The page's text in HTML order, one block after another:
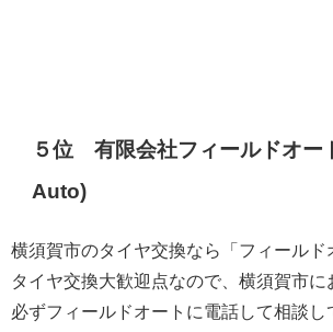
５位 有限会社フィールドオー
Auto)
横須賀市のタイヤ交換なら「フィールド
タイヤ交換大歓迎点なので、横須賀市に
必ずフィールドオートに電話して相談し